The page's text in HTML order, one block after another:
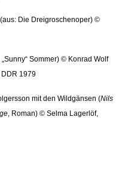
(aus: Die Dreigroschenoper) ©
Sommer) © Konrad Wolf
1979
mit den Wildgänsen (Nils
, Roman) © Selma Lagerlöf,